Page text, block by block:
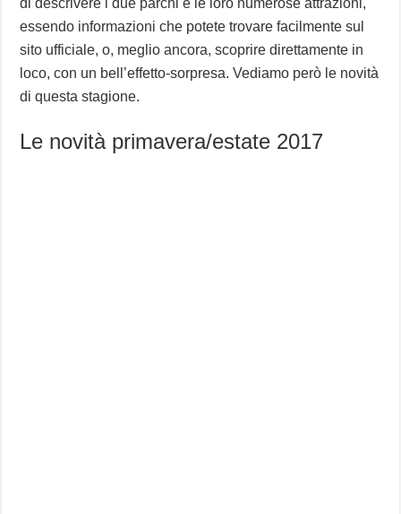
essendo informazioni che potete trovare facilmente sul
sito ufficiale, o, meglio ancora, scoprire direttamente in
loco, con un bell’effetto-sorpresa. Vediamo però le novità
di questa stagione.
Le novità primavera/estate 2017